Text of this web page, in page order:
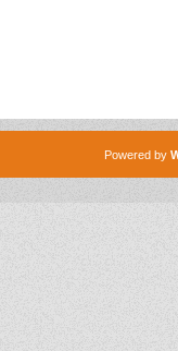
Powered by